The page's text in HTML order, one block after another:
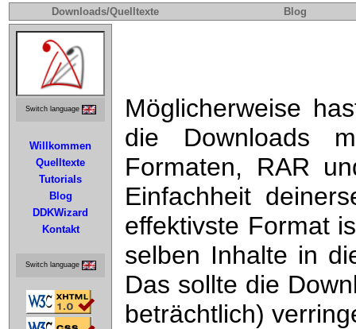
Downloads/Quelltexte Blog
Switch language
Willkommen
Quelltexte
Tutorials
Blog
DDKWizard
Kontakt
Switch language
Möglicherweise
die Downloads
Formaten, RAR
Einfachheit
effektivste Format
selben Inhalte in
Das sollte die
beträchtlich)